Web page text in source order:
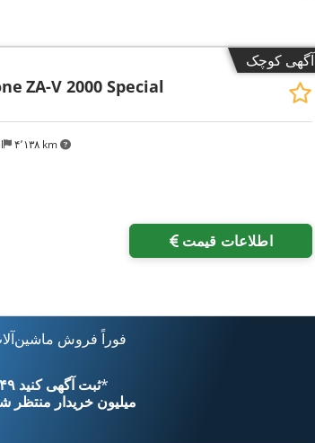
آگهی کوچک
۴٬۱۳۸ km
ZA-V 2000 Special
اطلاعات قیمت
فوراً فروش
اکنون از ‎€۴٫۴۹ ثبت آگهی کنید*
۱۱ میلیون خریدار منتظر